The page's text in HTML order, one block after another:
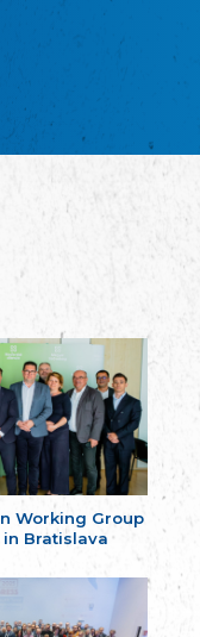
Working Group
Bratislava